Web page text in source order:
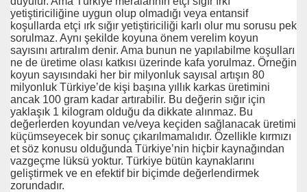
yetiştiriciliğine uygun olup olmadığı veya entansif
koşullarda etçi ırk sığır yetiştiriciliği karlı olur mu sorusu pek
sorulmaz. Aynı şekilde koyuna önem verelim koyun
sayısını artıralım denir. Ama bunun ne yapılabilme koşulları
ne de üretime olası katkısı üzerinde kafa yorulmaz. Örneğin
koyun sayısındaki her bir milyonluk sayısal artışın 80
milyonluk Türkiye’de kişi başına yıllık karkas üretimini
ancak 100 gram kadar artırabilir. Bu değerin sığır için
yaklaşık 1 kilogram olduğu da dikkate alınmaz. Bu
değerlerden koyundan ve/veya keçiden sağlanacak üretimi
küçümseyecek bir sonuç çıkarılmamalıdır. Özellikle kırmızı
et söz konusu olduğunda Türkiye’nin hiçbir kaynağından
vazgeçme lüksü yoktur. Türkiye bütün kaynaklarını
geliştirmek ve en efektif bir biçimde değerlendirmek
zorundadır.